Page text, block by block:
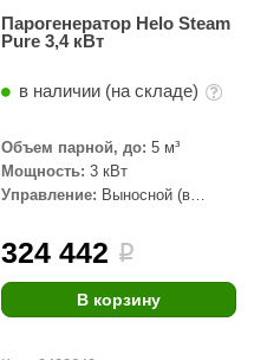
Парогенератор Helo Steam
Pure 3,4 кВт
в наличии (на складе)
Объем парной, до: 5 м³
Мощность: 3 кВт
Управление: Выносной (в
324 442 i
В корзину